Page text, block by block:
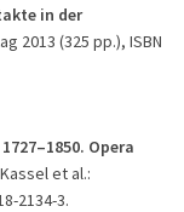
in der
2013 (325 pp.), ISBN
–1850. Opera
et al.:
2134-3.